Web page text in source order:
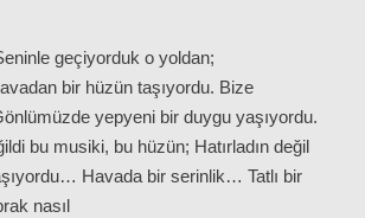
geçiyorduk o yoldan;
bir hüzün taşıyordu. Bize
yepyeni bir duygu yaşıyordu.
bu musiki, bu hüzün; Hatırladın değil
Havada bir serinlik… Tatlı bir
nasıl